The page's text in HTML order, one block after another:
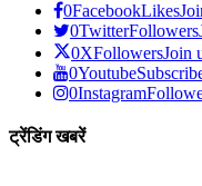
0FacebookLikes
0TwitterFollowers
0XFollowersJoin
0Youtube
0Instagram
ट्रेंडिंग खबरें